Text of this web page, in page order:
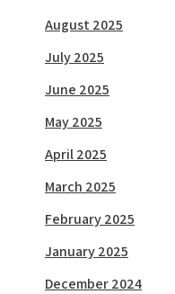
August 2025
July 2025
June 2025
May 2025
April 2025
March 2025
February 2025
January 2025
December 2024